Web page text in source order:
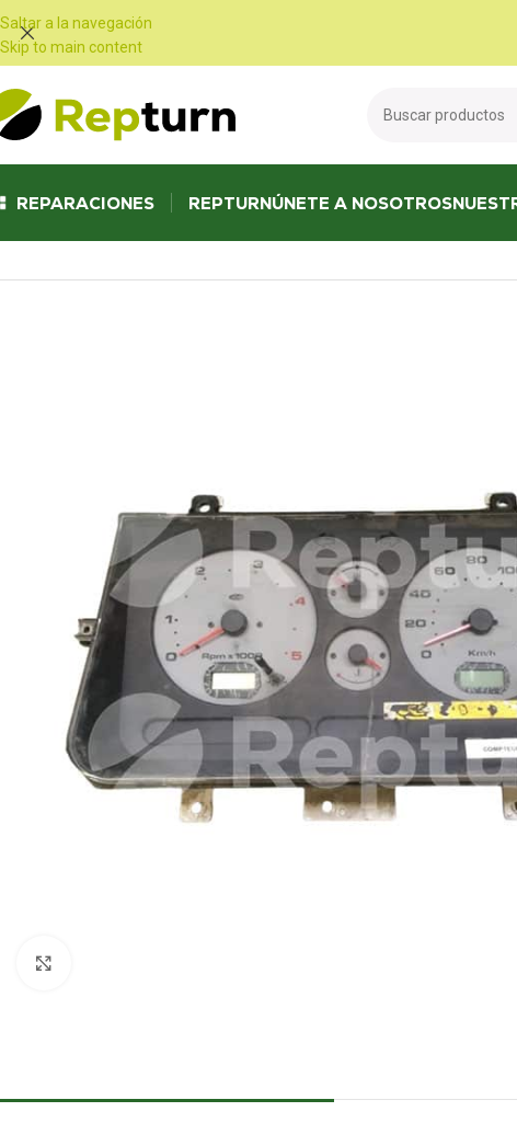
Saltar a la navegación
Skip to main content
REPARACIONES REPTURNÚNETE A NOSOTROS